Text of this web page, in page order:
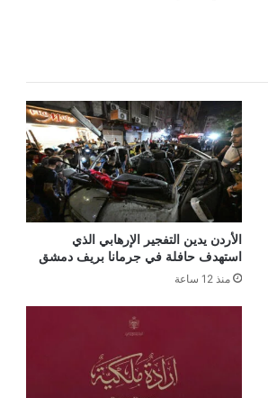
الأردن يدين التفجير الإرهابي الذي
استهدف حافلة في جرمانا بريف دمشق
منذ 12 ساعة